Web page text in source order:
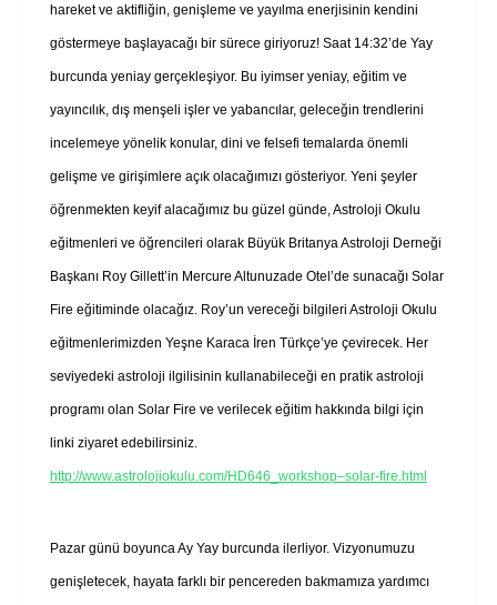
hareket ve aktifliğin, genişleme ve yayılma enerjisinin kendini
göstermeye başlayacağı bir sürece giriyoruz! Saat 14:32’de Yay
burcunda yeniay gerçekleşiyor. Bu iyimser yeniay, eğitim ve
yayıncılık, dış menşeli işler ve yabancılar, geleceğin trendlerini
incelemeye yönelik konular, dini ve felsefi temalarda önemli
gelişme ve girişimlere açık olacağımızı gösteriyor. Yeni şeyler
öğrenmekten keyif alacağımız bu güzel günde, Astroloji Okulu
eğitmenleri ve öğrencileri olarak Büyük Britanya Astroloji Derneği
Başkanı Roy Gillett’in Mercure Altunuzade Otel’de sunacağı Solar
Fire eğitiminde olacağız. Roy’un vereceği bilgileri Astroloji Okulu
eğitmenlerimizden Yeşne Karaca İren Türkçe’ye çevirecek. Her
seviyedeki astroloji ilgilisinin kullanabileceği en pratik astroloji
programı olan Solar Fire ve verilecek eğitim hakkında bilgi için
linki ziyaret edebilirsiniz.
http://www.astrolojiokulu.com/HD646_workshop–solar-fire.html
Pazar günü boyunca Ay Yay burcunda ilerliyor. Vizyonumuzu
genişletecek, hayata farklı bir pencereden bakmamıza yardımcı